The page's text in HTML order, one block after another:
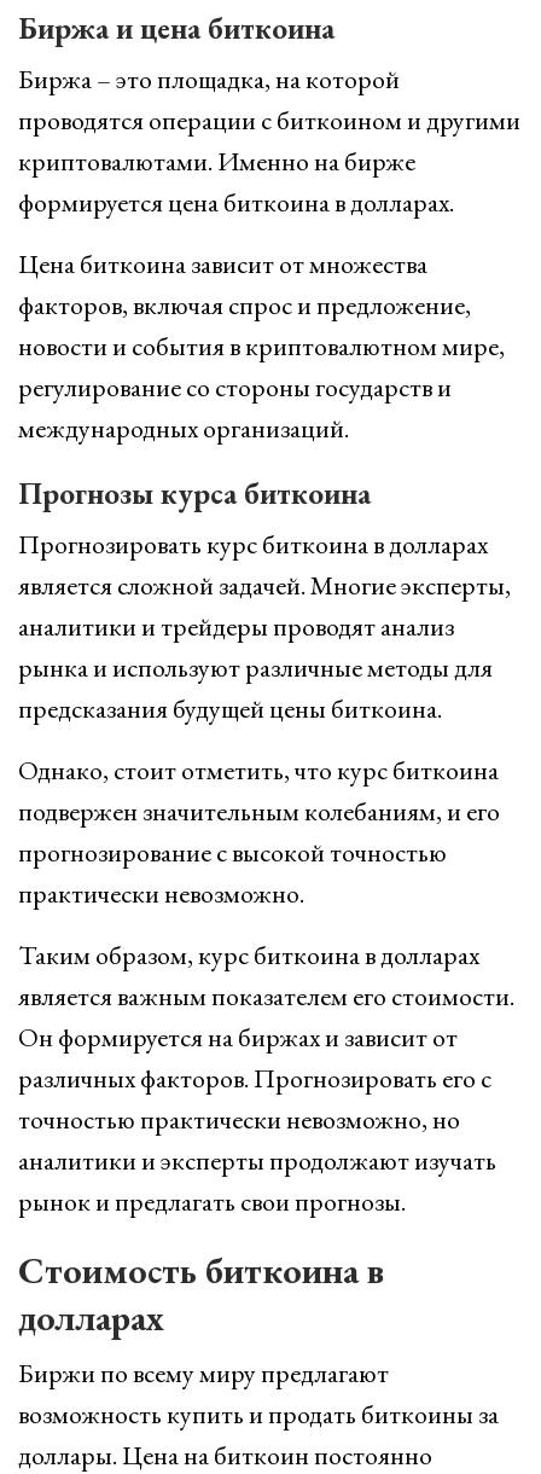
Биржа и цена биткоина
Биржа – это площадка, на которой
проводятся операции с биткоином и другими
криптовалютами. Именно на бирже
формируется цена биткоина в долларах.
Цена биткоина зависит от множества
факторов, включая спрос и предложение,
новости и события в криптовалютном мире,
регулирование со стороны государств и
международных организаций.
Прогнозы курса биткоина
Прогнозировать курс биткоина в долларах
является сложной задачей. Многие эксперты,
аналитики и трейдеры проводят анализ
рынка и используют различные методы для
предсказания будущей цены биткоина.
Однако, стоит отметить, что курс биткоина
подвержен значительным колебаниям, и его
прогнозирование с высокой точностью
практически невозможно.
Таким образом, курс биткоина в долларах
является важным показателем его стоимости.
Он формируется на биржах и зависит от
различных факторов. Прогнозировать его с
точностью практически невозможно, но
аналитики и эксперты продолжают изучать
рынок и предлагать свои прогнозы.
Стоимость биткоина в
долларах
Биржи по всему миру предлагают
возможность купить и продать биткоины за
доллары. Цена на биткоин постоянно